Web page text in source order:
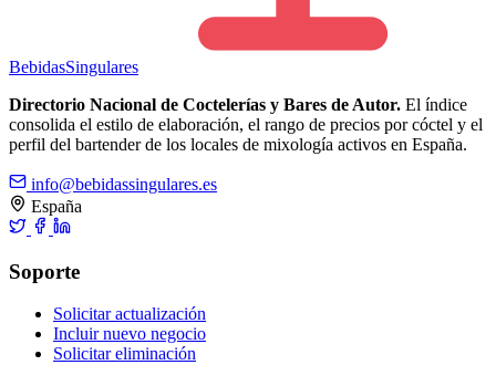
BebidasSingulares
Directorio Nacional de Coctelerías y Bares de Autor. El índice
consolida el estilo de elaboración, el rango de precios por cóctel y el
perfil del bartender de los locales de mixología activos en España.
info@bebidassingulares.es
España
Soporte
Solicitar actualización
Incluir nuevo negocio
Solicitar eliminación